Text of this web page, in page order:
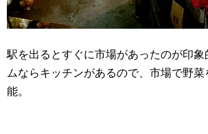
駅を出るとすぐに市場があったのが印象
ムならキッチンがあるので、市場で野
能。